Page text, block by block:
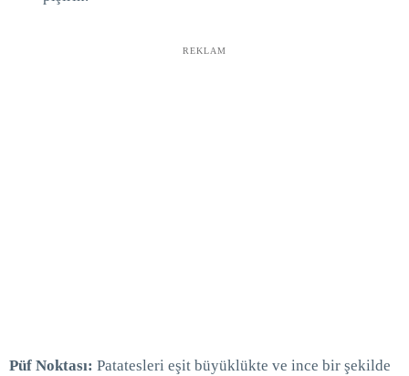
REKLAM
Püf Noktası: Patatesleri eşit büyüklükte ve ince bir şekilde